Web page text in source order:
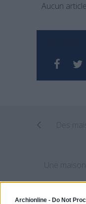
Archionline - Do Not
Aucun